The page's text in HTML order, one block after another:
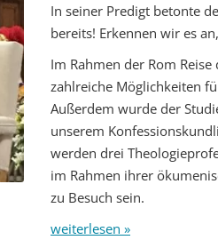
In seiner Predigt betonte
bereits! Erkennen wir es
Im Rahmen der Rom
zahlreiche Möglichkeiten
Außerdem wurde der
unserem
werden drei
im Rahmen ihrer
zu Besuch sein.
weiterlesen »